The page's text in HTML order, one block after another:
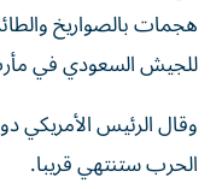
هجمات بالصواريخ
للجيش السعودي في
وقال الرئيس الأمريكي
الحرب ستنتهي قريبا.